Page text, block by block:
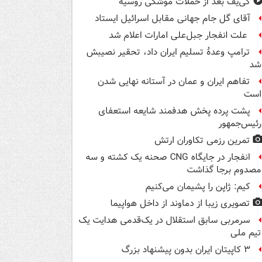
آقای گل جام جهانی مقابل اسرائیل ایستاد
علت انفجار جبل‌علی امارات اعلام شد
ترامپ وعدۀ تسلیم ایران داد، تحقیر نصیبش
شد
تفاهم ایران و عمان در آستانه نهایی شدن
است
پشت پرده پخش هدفمند شایعه استعفای
رئیس‌جمهور
تمرین رزمی تکاوران ارتش
انفجار در جایگاه CNG صحنه یک کشته و سه
مصدوم برجا گذاشت
کیم: ژاپن را پشیمان می‌کنیم
تصویری زیبا از دماوند از داخل هواپیما
سرمربی سابق استقلال در یک‌قدمی هدایت یک
تیم ملی
۳ کاپیتان ایران بدون پیشنهاد بزرگ